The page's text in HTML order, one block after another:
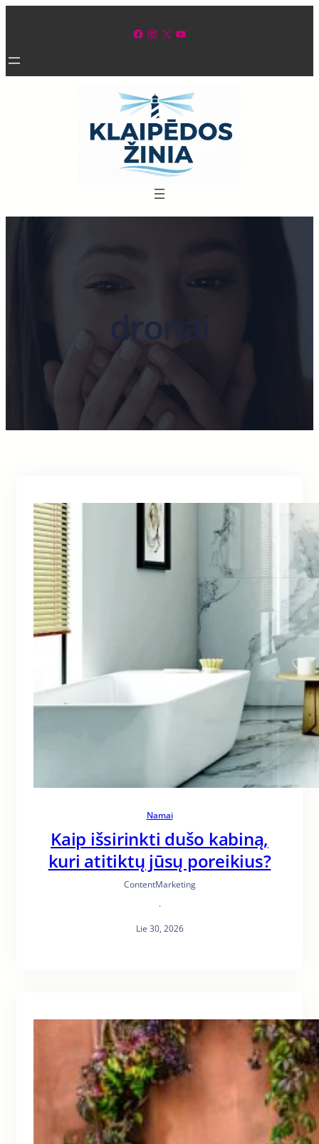
Facebook Instagram X YouTube
dronai
Namai
Kaip išsirinkti dušo kabiną,
kuri atitiktų jūsų poreikius?
ContentMarketing
·
Lie 30, 2026